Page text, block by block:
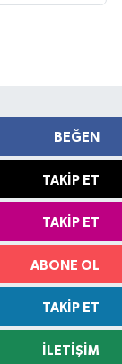
BEĞEN
TAKIP ET
TAKIP ET
ABONE OL
TAKIP ET
İLETIŞIM